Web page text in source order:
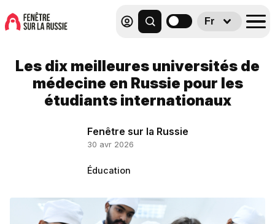
Fr
Les dix meilleures universités de
médecine en Russie pour les
étudiants internationaux
Fenêtre sur la Russie
30 avr 2026
Éducation